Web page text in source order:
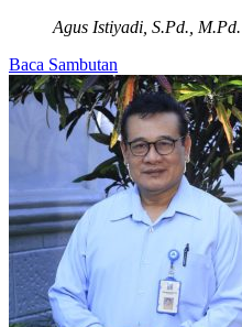
Agus Istiyadi, S.Pd., M.Pd.
Baca Sambutan